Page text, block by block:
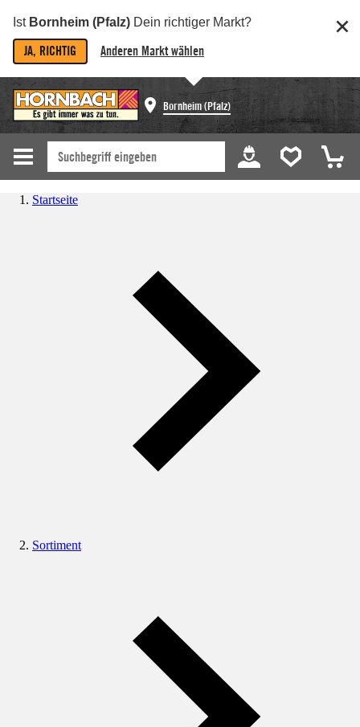
Ist Bornheim (Pfalz) Dein richtiger Markt?
JA, RICHTIG Anderen Markt wählen
Bornheim (Pfalz)
Startseite
Sortiment